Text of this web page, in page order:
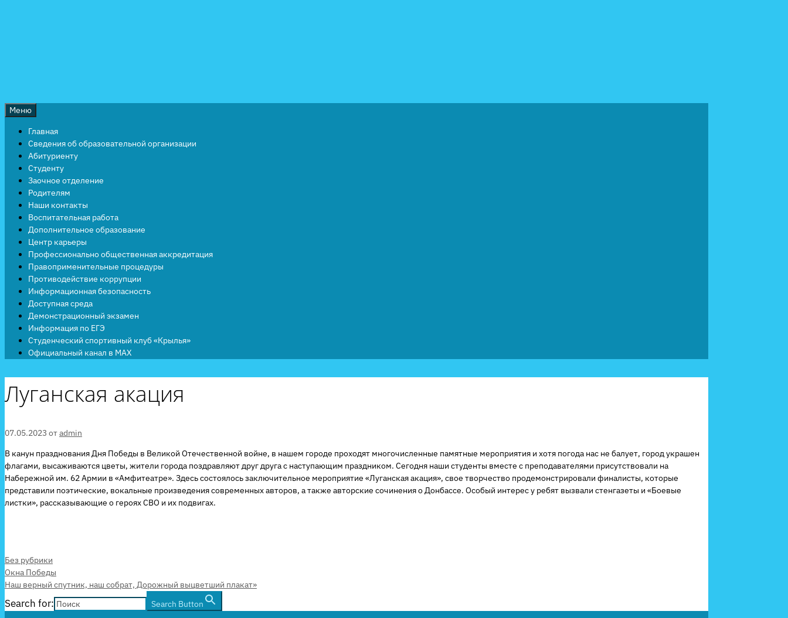
Меню
Главная
Сведения об образовательной организации
Абитуриенту
Студенту
Заочное отделение
Родителям
Наши контакты
Воспитательная работа
Дополнительное образование
Центр карьеры
Профессионально общественная аккредитация
Правоприменительные процедуры
Противодействие коррупции
Информационная безопасность
Доступная среда
Демонстрационный экзамен
Информация по ЕГЭ
Студенческий спортивный клуб «Крылья»
Официальный канал в MAX
Луганская акация
07.05.2023 отadmin
В канун празднования Дня Победы в Великой Отечественной войне, в нашем городе проходят многочисленные памятные мероприятия и хотя погода нас не балует, город украшен
флагами, высаживаются цветы, жители города поздравляют друг друга с наступающим праздником. Сегодня наши студенты вместе с преподавателями присутствовали на
Набережной им. 62 Армии в «Амфитеатре». Здесь состоялось заключительное мероприятие «Луганская акация», свое творчество продемонстрировали финалисты, которые
представили поэтические, вокальные произведения современных авторов, а также авторские сочинения о Донбассе. Особый интерес у ребят вызвали стенгазеты и «Боевые
листки», рассказывающие о героях СВО и их подвигах.
Рубрики
Без рубрики
Окна Победы
Наш верный спутник, наш собрат, Дорожный выцветший плакат»
Search for: Search Button